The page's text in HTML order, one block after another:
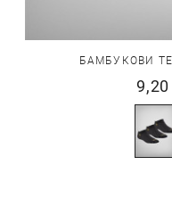
БАМБУКОВИ